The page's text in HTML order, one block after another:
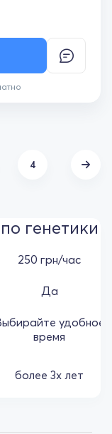
4
генетики
250 грн/час
Да
удобное
время
более 3х лет